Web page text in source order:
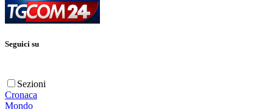
Seguici su
Sezioni
Cronaca
Mondo